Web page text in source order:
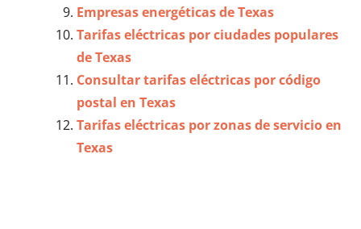
Empresas energéticas de Texas
Tarifas eléctricas por ciudades populares
de Texas
Consultar tarifas eléctricas por código
postal en Texas
Tarifas eléctricas por zonas de servicio en
Texas